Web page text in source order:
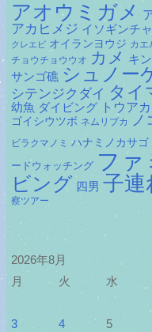
アオウミガメ
アカヒメジ イソギンチ
クレエビ オイランヨウジ カエ
チョウチョウウオ カメ キ
サンゴ礁 シュノー
シテンジクダイ タイ
幼魚 ダイビング トウア
ゴイシウツボ ネムリブカ ノ
ビラクマノミ ハナミノカサゴ
ードウォッチング ファ
ビング 四男 子連
察ツアー
2026年8月
月
火 水
3
4 5